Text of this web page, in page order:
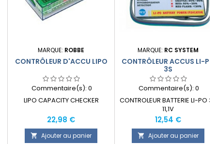
MARQUE: ROBBE
CONTRÔLEUR D'ACCU LIPO
Commentaire(s): 0
LIPO CAPACITY CHECKER
Prix
22,98 €
 Ajouter au panier
MARQUE: RC SYSTEM
CONTRÔLEUR ACCUS LI-PO
3S
Commentaire(s): 0
CONTROLEUR BATTERIE LI-PO 3S
11,1V
Prix
12,54 €
 Ajouter au panier